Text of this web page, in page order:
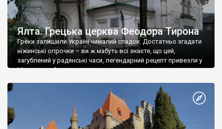
Ялта. Грецька церква Феодора Тирона
Греки залишили Україні чималий спадок. Достатньо згадати
ніжинські огірочки – ви ж мабуть всі знаєте, що цей,
загублений у радянські часи, легендарний рецепт привезли у
Ніжин греки?